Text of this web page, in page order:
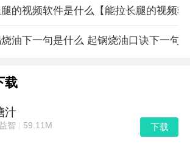
的视频软件是什么【能拉长腿的视频
油下一句是什么 起锅烧油口诀下一句
载
汁
智 59.11M 下载